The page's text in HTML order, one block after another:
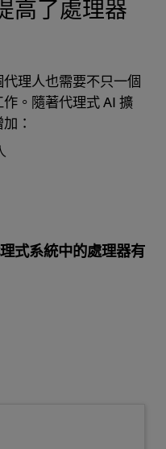
高了處理器
理人也需要不只一個
。隨著代理式 AI 擴
：
式系統中的處理器有